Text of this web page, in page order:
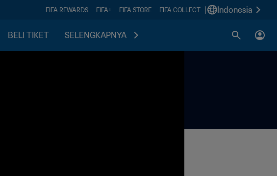
FIFA REWARDS FIFA+ FIFA STORE FIFA COLLECT Indonesia
BELI TIKET SELENGKAPNYA